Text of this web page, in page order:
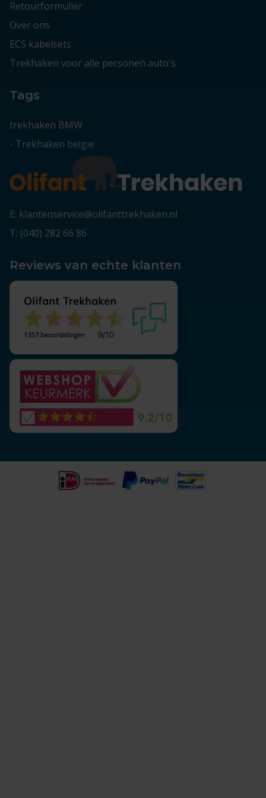
Retourformulier
Over ons
ECS kabelsets
Trekhaken voor alle personen auto's
Tags
trekhaken BMW
- Trekhaken belgie
E: klantenservice@olifanttrekhaken.nl
T: (040) 282 66 86
Reviews van echte klanten